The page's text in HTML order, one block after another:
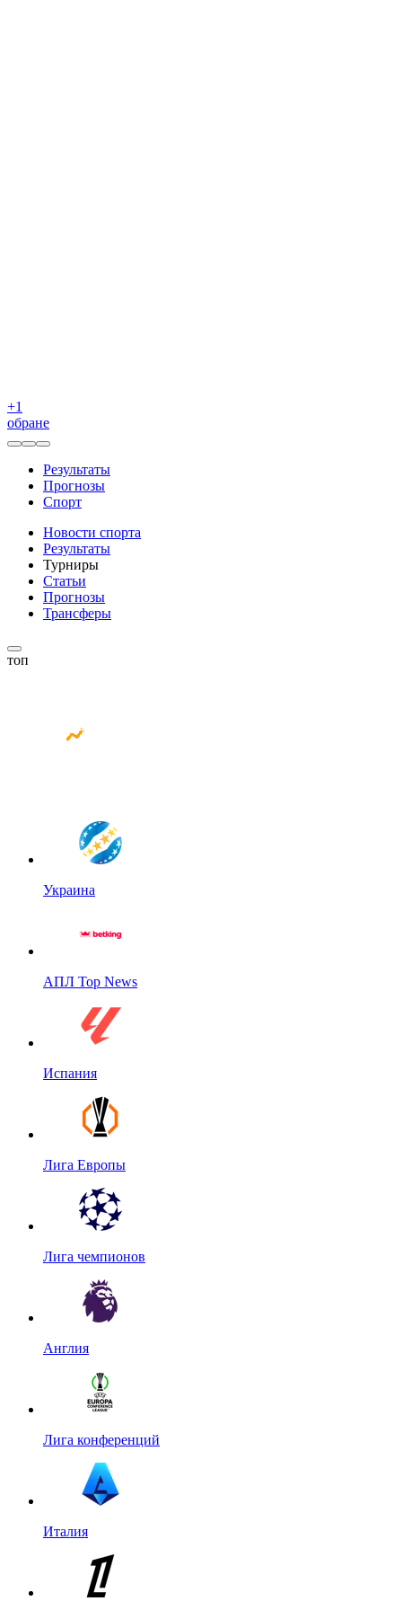
+1
обране
Результаты
Прогнозы
Спорт
Новости спорта
Результаты
Турниры
Статьи
Прогнозы
Трансферы
топ
Украина
АПЛ Top News
Испания
Лига Европы
Лига чемпионов
Англия
Лига конференций
Италия